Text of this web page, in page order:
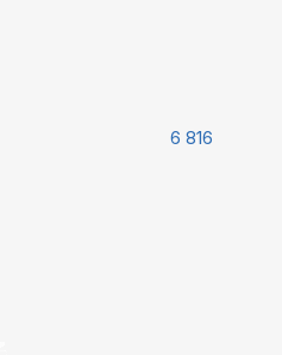
6 816